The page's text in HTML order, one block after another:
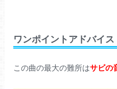
ワンポイントアドバイス
この曲の最大の難所はサビの